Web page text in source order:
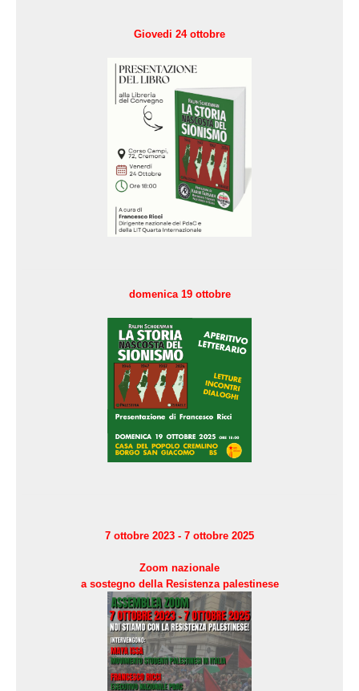
Giovedi 24 ottobre
domenica 19 ottobre
7 ottobre 2023 - 7 ottobre 2025
Zoom nazionale
a sostegno della Resistenza palestinese